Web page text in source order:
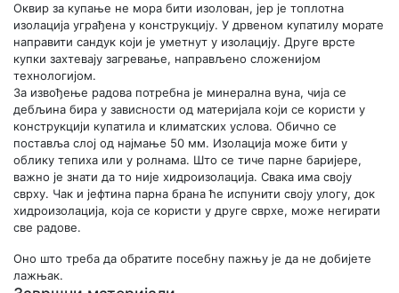
Оквир за купање не мора бити изолован, јер је топлотна
изолација уграђена у конструкцију. У дрвеном купатилу морате
направити сандук који је уметнут у изолацију. Друге врсте
купки захтевају загревање, направљено сложенијом
технологијом.
За извођење радова потребна је минерална вуна, чија се
дебљина бира у зависности од материјала који се користи у
конструкцији купатила и климатских услова. Обично се
поставља слој од најмање 50 мм. Изолација може бити у
облику тепиха или у ролнама. Што се тиче парне баријере,
важно је знати да то није хидроизолација. Свака има своју
сврху. Чак и јефтина парна брана ће испунити своју улогу, док
хидроизолација, која се користи у друге сврхе, може негирати
све радове.
Оно што треба да обратите посебну пажњу је да не добијете
лажњак.